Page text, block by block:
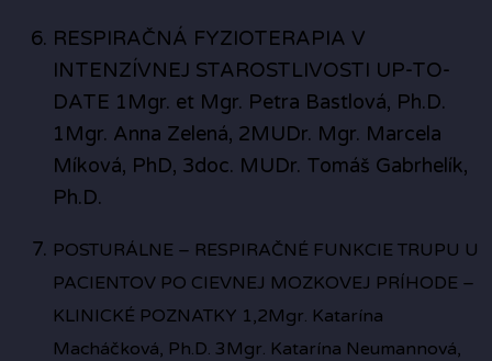
RESPIRAČNÁ FYZIOTERAPIA V
INTENZÍVNEJ STAROSTLIVOSTI UP-TO-
DATE 1Mgr. et Mgr. Petra Bastlová, Ph.D.
1Mgr. Anna Zelená, 2MUDr. Mgr. Marcela
Míková, PhD, 3doc. MUDr. Tomáš Gabrhelík,
Ph.D.
POSTURÁLNE – RESPIRAČNÉ FUNKCIE TRUPU U
PACIENTOV PO CIEVNEJ MOZKOVEJ PRÍHODE –
KLINICKÉ POZNATKY 1,2Mgr. Katarína
Macháčková, Ph.D. 3Mgr. Katarína Neumannová,